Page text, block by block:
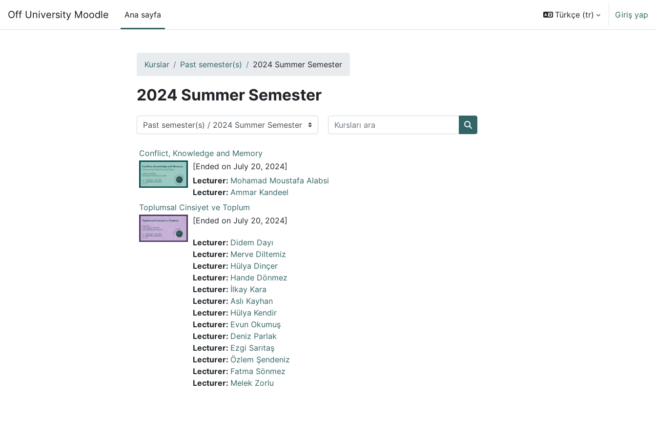
Off University Moodle Ana sayfa Türkçe ‎(tr)‎ Giriş yap
Kurslar Past semester(s) 2024 Summer Semester
2024 Summer Semester
Kurs Kategorileri
Kursları ara
Kursları ara
Conflict, Knowledge and Memory
[Ended on July 20, 2024]
Lecturer: Mohamad Moustafa Alabsi
Lecturer: Ammar Kandeel
Toplumsal Cinsiyet ve Toplum
[Ended on July 20, 2024]
Lecturer: Didem Dayı
Lecturer: Merve Diltemiz
Lecturer: Hülya Dinçer
Lecturer: Hande Dönmez
Lecturer: İlkay Kara
Lecturer: Aslı Kayhan
Lecturer: Hülya Kendir
Lecturer: Evun Okumuş
Lecturer: Deniz Parlak
Lecturer: Ezgi Sarıtaş
Lecturer: Özlem Şendeniz
Lecturer: Fatma Sönmez
Lecturer: Melek Zorlu